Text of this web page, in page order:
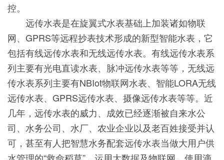
控。
远传水表是在旋翼式水表基础上加装诸如物联
网、GPRS等远程抄表技术形成的新型智能水表，它
包括有线远传水表和无线远传水表。有线远传水表系
列主要有光电直读水表、脉冲远传水表等等，无线远
传水表系列主要有NBIot物联网水表、智能LORA无线
远传水表、GPRS远传水表、摄像远传水表等等。近
几年，远传水表的威力、成效已经逐渐被自来水公
司、水务公司、水厂、农业企业以及老百姓接受并认
可，甚至有人把智慧水务配套远传水表当做大用户供
水管理的“救命稻草”，运用大数据及物联网、使用滴